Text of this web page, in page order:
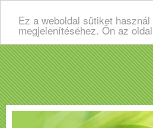
Ez a weboldal sütiket
megjelenítéséhez. Ön az